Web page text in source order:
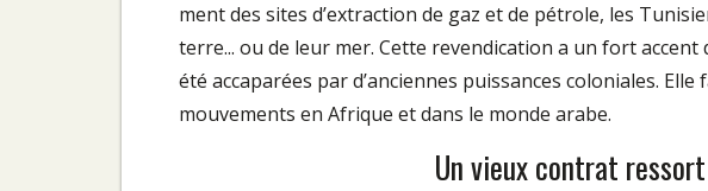
ment des sites d’extraction de gaz et de pé­trole, les
terre... ou de leur mer. Cette revendication a un fort
été accaparées par d’anciennes puissances coloniales.
mouvements en Afrique et dans le monde arabe.
Un vieux contrat